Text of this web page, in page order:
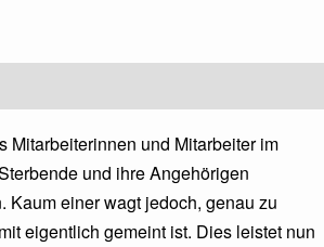
Mitarbeiterinnen und Mitarbeiter im
und ihre Angehörigen
Kaum einer wagt jedoch, genau zu
eigentlich gemeint ist. Dies leistet nun